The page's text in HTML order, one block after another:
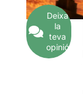
Deixa
la
teva
opinió